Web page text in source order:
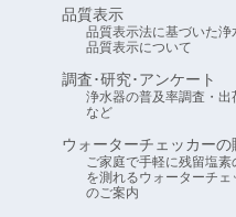
品質表示
品質表示法に基づいた浄
品質表示について
調査･研究･アンケート
浄水器の普及率調査・出
など
ウォーターチェッカーの
ご家庭で手軽に残留塩素
を測れるウォーターチェ
のご案内